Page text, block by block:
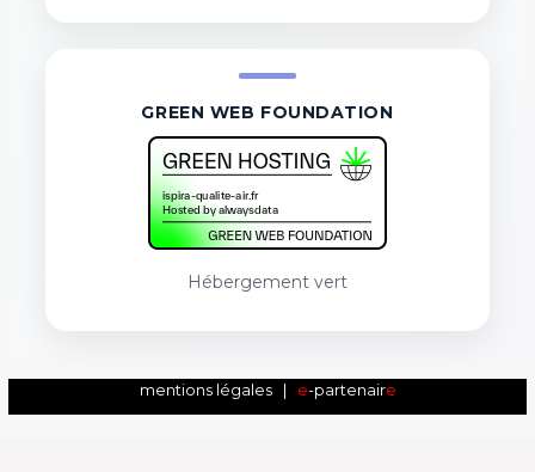
GREEN WEB FOUNDATION
Hébergement vert
mentions légales| e-partenaire